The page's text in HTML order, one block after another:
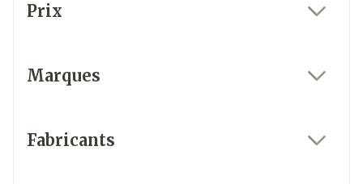
Prix
Marques
Fabricants